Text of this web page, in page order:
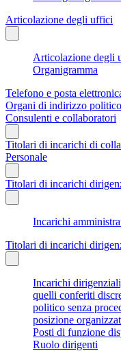
Articolazione degli uffici
Articolazione degli
Organigramma
Telefono e posta
Organi di indirizzo
Consulenti e collaboratori
Titolari di incarichi di
Personale
Titolari di incarichi
Incarichi
Titolari di incarichi
Incarichi
quelli conferiti
politico senza
posizione
Posti di funzione
Ruolo dirigenti